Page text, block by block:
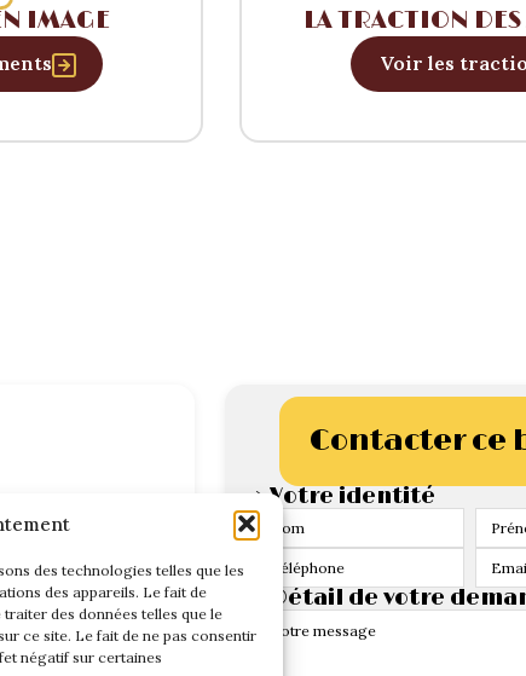
des technologies telles que les
des appareils. Le fait de
des données telles que le
ce site. Le fait de ne pas consentir
négatif sur certaines
IMAGE LA TRACTION
Voir les
Contacter ce
> Votre identité
> Détail de votre